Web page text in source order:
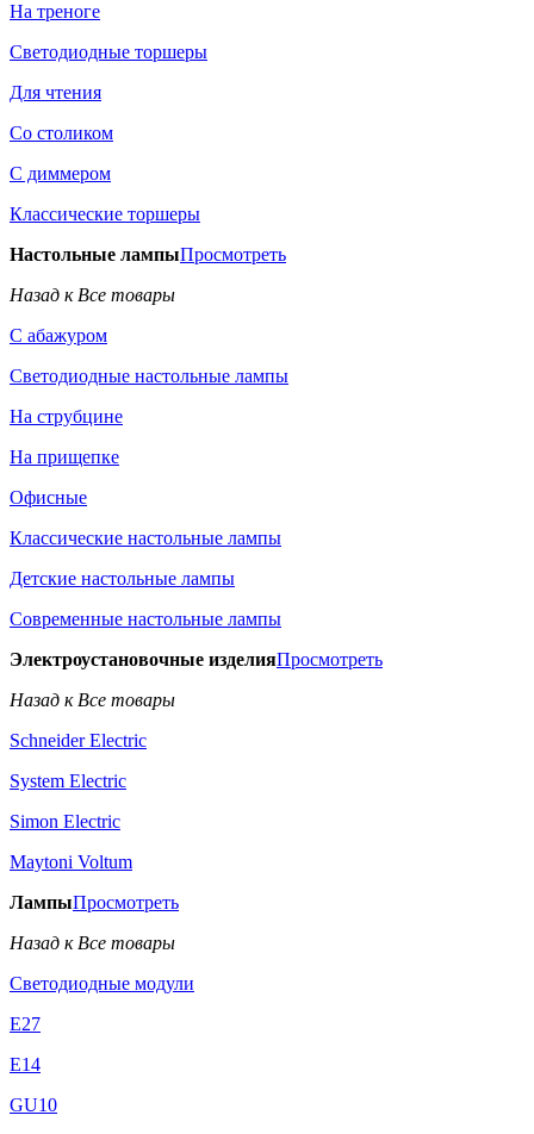
На треноге
Светодиодные торшеры
Для чтения
Со столиком
С диммером
Классические торшеры
Настольные лампыПросмотреть
Назад к Все товары
С абажуром
Светодиодные настольные лампы
На струбцине
На прищепке
Офисные
Классические настольные лампы
Детские настольные лампы
Современные настольные лампы
Электроустановочные изделияПросмотреть
Назад к Все товары
Schneider Electric
System Electric
Simon Electric
Maytoni Voltum
ЛампыПросмотреть
Назад к Все товары
Светодиодные модули
E27
E14
GU10